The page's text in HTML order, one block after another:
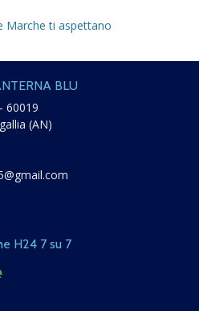
Marche ti aspettano
BLU
60019
(AN)
H24 7 su 7